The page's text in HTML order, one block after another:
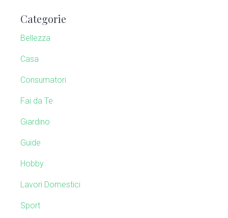
a
S
d
e
b
a
c
t
h
s
e
b
i
Categorie
Bellezza
Casa
Consumatori
Fai da Te
Giardino
Guide
Hobby
Lavori Domestici
Sport